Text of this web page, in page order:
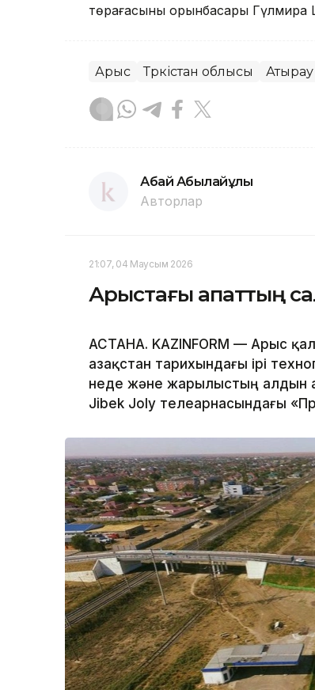
төрағасының орынбасары Гүлмира
Арыс Түркістан облысы
Абай Абылайұлы
Авторлар
21:07, 04 Маусым 2026
Арыстағы апаттың
АСТАНА. KAZINFORM — Арыс
Қазақстан тарихындағы ірі
неде және жарылыстың алдын
Jibek Joly телеарнасындағы